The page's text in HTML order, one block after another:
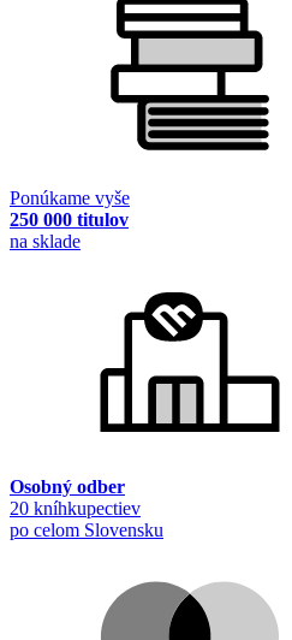
Ponúkame vyše
250 000 titulov
na sklade
Osobný odber
20 kníhkupectiev
po celom Slovensku